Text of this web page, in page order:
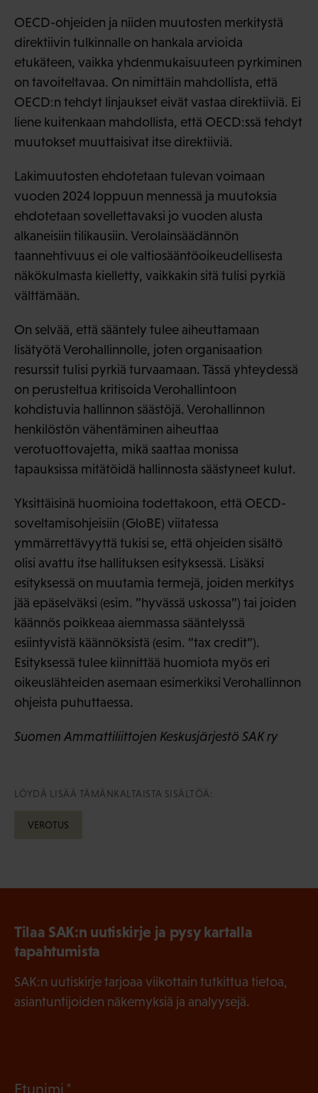
OECD-ohjeiden ja niiden muutosten merkitystä
direktiivin tulkinnalle on hankala arvioida
etukäteen, vaikka yhdenmukaisuuteen pyrkiminen
on tavoiteltavaa. On nimittäin mahdollista, että
OECD:n tehdyt linjaukset eivät vastaa direktiiviä. Ei
liene kuitenkaan mahdollista, että OECD:ssä tehdyt
muutokset muuttaisivat itse direktiiviä.
Lakimuutosten ehdotetaan tulevan voimaan
vuoden 2024 loppuun mennessä ja muutoksia
ehdotetaan sovellettavaksi jo vuoden alusta
alkaneisiin tilikausiin. Verolainsäädännön
taannehtivuus ei ole valtiosääntöoikeudellisesta
näkökulmasta kielletty, vaikkakin sitä tulisi pyrkiä
välttämään.
On selvää, että sääntely tulee aiheuttamaan
lisätyötä Verohallinnolle, joten organisaation
resurssit tulisi pyrkiä turvaamaan. Tässä yhteydessä
on perusteltua kritisoida Verohallintoon
kohdistuvia hallinnon säästöjä. Verohallinnon
henkilöstön vähentäminen aiheuttaa
verotuottovajetta, mikä saattaa monissa
tapauksissa mitätöidä hallinnosta säästyneet kulut.
Yksittäisinä huomioina todettakoon, että OECD-
soveltamisohjeisiin (GloBE) viitatessa
ymmärrettävyyttä tukisi se, että ohjeiden sisältö
olisi avattu itse hallituksen esityksessä. Lisäksi
esityksessä on muutamia termejä, joiden merkitys
jää epäselväksi (esim. ”hyvässä uskossa”) tai joiden
käännös poikkeaa aiemmassa sääntelyssä
esiintyvistä käännöksistä (esim. ”tax credit”).
Esityksessä tulee kiinnittää huomiota myös eri
oikeuslähteiden asemaan esimerkiksi Verohallinnon
ohjeista puhuttaessa.
Suomen Ammattiliittojen Keskusjärjestö SAK ry
LÖYDÄ LISÄÄ TÄMÄNKALTAISTA SISÄLTÖÄ:
VEROTUS
Tilaa SAK:n uutiskirje ja pysy kartalla
tapahtumista
SAK:n uutiskirje tarjoaa viikottain tutkittua tietoa,
asiantuntijoiden näkemyksiä ja analyysejä.
Etunimi